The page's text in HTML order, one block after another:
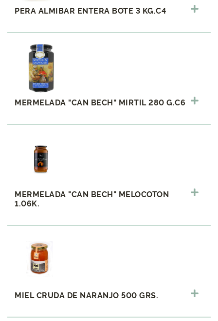
PERA ALMIBAR ENTERA BOTE 3 KG.C4
MERMELADA "CAN BECH" MIRTIL 280 G.C6
MERMELADA "CAN BECH" MELOCOTON
1.06K.
MIEL CRUDA DE NARANJO 500 GRS.